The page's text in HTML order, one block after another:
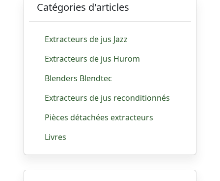
Catégories d'articles
Extracteurs de jus Jazz
Extracteurs de jus Hurom
Blenders Blendtec
Extracteurs de jus reconditionnés
Pièces détachées extracteurs
Livres